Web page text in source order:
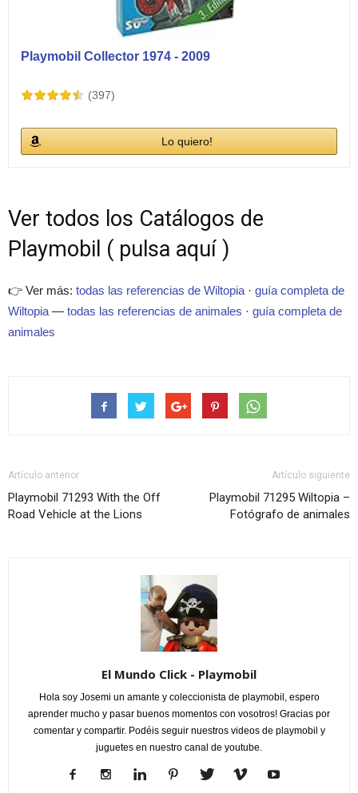
Playmobil Collector 1974 - 2009
(397)
Lo quiero!
Ver todos los Catálogos de
Playmobil ( pulsa aquí )
👉 Ver más: todas las referencias de Wiltopia · guía completa de
Wiltopia — todas las referencias de animales · guía completa de
animales
Artículo anterior
Playmobil 71293 With the Off
Road Vehicle at the Lions
Artículo siguiente
Playmobil 71295 Wiltopia –
Fotógrafo de animales
El Mundo Click - Playmobil
Hola soy Josemi un amante y coleccionista de playmobil, espero
aprender mucho y pasar buenos momentos con vosotros! Gracias por
comentar y compartir. Podéis seguir nuestros videos de playmobil y
juguetes en nuestro canal de youtube.